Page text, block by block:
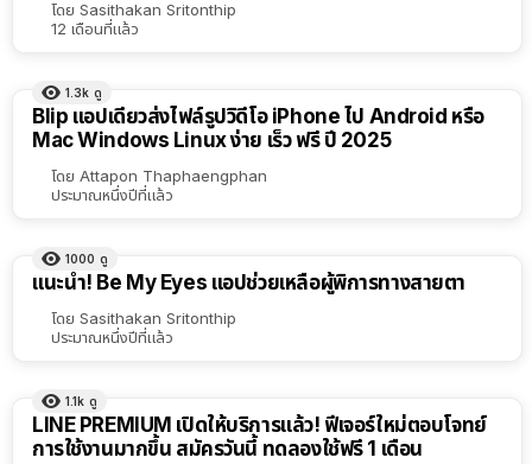
โดย Sasithakan Sritonthip
12 เดือนที่แล้ว
1.3k ดู
Blip แอปเดียวส่งไฟล์รูปวิดีโอ iPhone ไป Android หรือ
Mac Windows Linux ง่าย เร็ว ฟรี ปี 2025
โดย Attapon Thaphaengphan
ประมาณหนึ่งปีที่แล้ว
1000 ดู
แนะนำ! Be My Eyes แอปช่วยเหลือผู้พิการทางสายตา
โดย Sasithakan Sritonthip
ประมาณหนึ่งปีที่แล้ว
1.1k ดู
LINE PREMIUM เปิดให้บริการแล้ว! ฟีเจอร์ใหม่ตอบโจทย์
การใช้งานมากขึ้น สมัครวันนี้ ทดลองใช้ฟรี 1 เดือน